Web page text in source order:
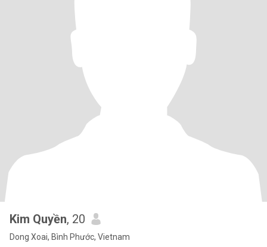
Kim Quyền, 20
Dong Xoai, Bình Phước, Vietnam